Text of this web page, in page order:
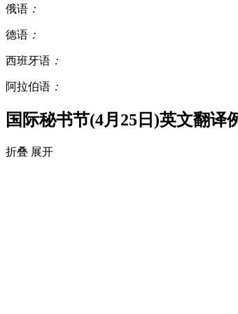
俄语 ：
德语 ：
西班牙语 ：
阿拉伯语 ：
国际秘书节(4月25日)英文翻译
折叠 展开